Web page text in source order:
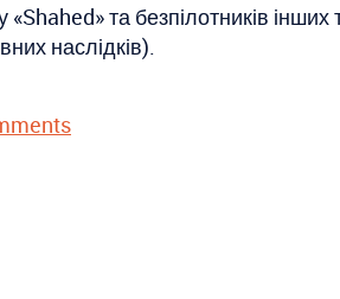
та безпілотників інших
наслідків).